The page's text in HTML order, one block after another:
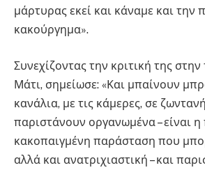
μάρτυρας εκεί και κάναμε και την
κακούργημα».
Συνεχίζοντας την κριτική της
Μάτι, σημείωσε: «Και μπαίνουν
κανάλια, με τις κάμερες, σε
παριστάνουν οργανωμένα – είναι η
κακοπαιγμένη παράσταση που
αλλά και ανατριχιαστική – και